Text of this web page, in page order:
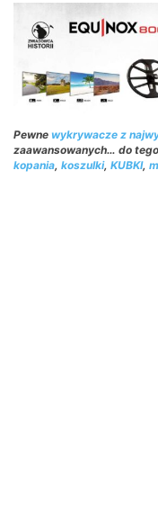
Pewne wykrywacze z
zaawansowanych… do tego
kopania, koszulki, KUBKI,